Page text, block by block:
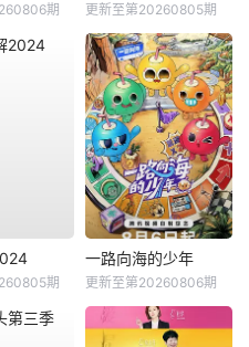
期 更新至第20260805期
期
一路向海的少年
更新至第20260806期